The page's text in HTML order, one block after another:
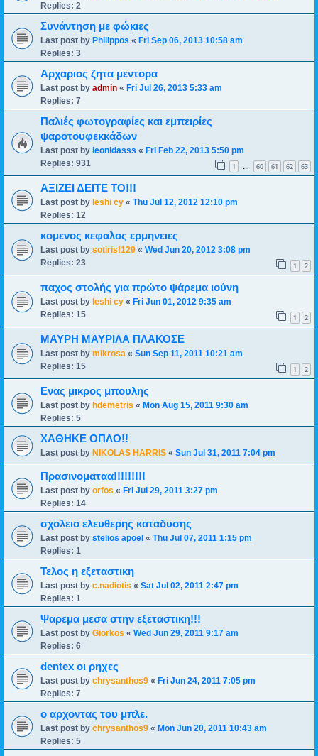
Replies: 2
Συνάντηση με φώκιες
Last post by Philippos « Fri Sep 06, 2013 10:58 am
Replies: 3
Αρχαριος ζητα μεντορα
Last post by admin « Fri Jul 26, 2013 5:33 am
Replies: 7
Παλιές φωτογραφίες και εμπειρίες
ψαροτουφεκκάδων
Last post by leonidasss « Fri Feb 22, 2013 5:50 pm
Replies: 931 1 60 61 62 63
ΑΞΙΖΕΙ ΔΕΙΤΕ ΤΟ!!!
Last post by leshi cy « Thu Jul 12, 2012 12:10 pm
Replies: 12
κομενος κεφαλος ερμηνειες
Last post by sotiris!129 « Wed Jun 20, 2012 3:08 pm
Replies: 23 1 2
παχος στολής για πρώτο ψάρεμα ιούνη
Last post by leshi cy « Fri Jun 01, 2012 9:35 am
Replies: 15 1 2
ΜΑΥΡΗ ΜΑΥΡΙΛΑ ΠΛΑΚΟΣΕ
Last post by mikrosa « Sun Sep 11, 2011 10:21 am
Replies: 15 1 2
Ενας μικρος μπουλης
Last post by hdemetris « Mon Aug 15, 2011 9:30 am
Replies: 5
ΧΑΘΗΚΕ ΟΠΛΟ!!
Last post by NIKOLAS HARRIS « Sun Jul 31, 2011 7:04 pm
Πρασινοματαα!!!!!!!!!
Last post by orfos « Fri Jul 29, 2011 3:27 pm
Replies: 14
σχολειο ελευθερης καταδυσης
Last post by stelios apoel « Thu Jul 07, 2011 1:15 pm
Replies: 1
Τελος η εξεταστικη
Last post by c.nadiotis « Sat Jul 02, 2011 2:47 pm
Replies: 1
Ψαρεμα μεσα στην εξεταστικη!!!
Last post by Giorkos « Wed Jun 29, 2011 9:17 am
Replies: 6
dentex οι ρηχες
Last post by chrysanthos9 « Fri Jun 24, 2011 7:05 pm
Replies: 7
ο αρχοντας του μπλε.
Last post by chrysanthos9 « Mon Jun 20, 2011 10:43 am
Replies: 5